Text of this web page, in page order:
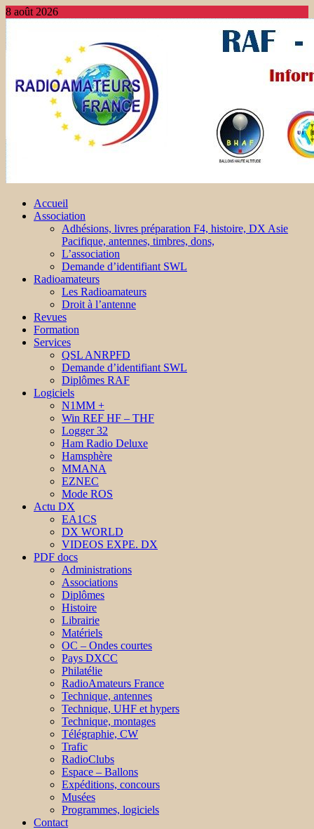
8 août 2026
Accueil
Association
Adhésions, livres préparation F4, histoire, DX Asie
Pacifique, antennes, timbres, dons,
L’association
Demande d’identifiant SWL
Radioamateurs
Les Radioamateurs
Droit à l’antenne
Revues
Formation
Services
QSL ANRPFD
Demande d’identifiant SWL
Diplômes RAF
Logiciels
N1MM +
Win REF HF – THF
Logger 32
Ham Radio Deluxe
Hamsphère
MMANA
EZNEC
Mode ROS
Actu DX
EA1CS
DX WORLD
VIDEOS EXPE. DX
PDF docs
Administrations
Associations
Diplômes
Histoire
Librairie
Matériels
OC – Ondes courtes
Pays DXCC
Philatélie
RadioAmateurs France
Technique, antennes
Technique, UHF et hypers
Technique, montages
Télégraphie, CW
Trafic
RadioClubs
Espace – Ballons
Expéditions, concours
Musées
Programmes, logiciels
Contact